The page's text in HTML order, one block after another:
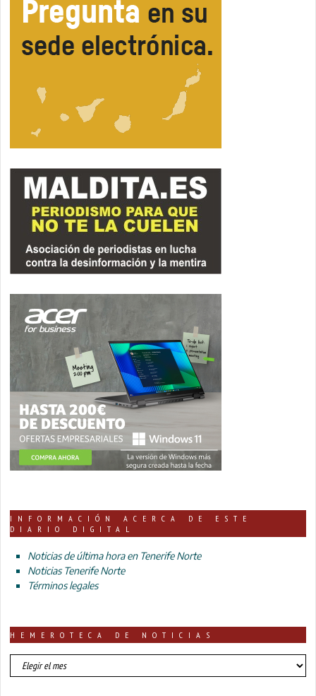
INFORMACIÓN ACERCA DE ESTE
DIARIO DIGITAL
Noticias de última hora en Tenerife Norte
Noticias Tenerife Norte
Términos legales
HEMEROTECA DE NOTICIAS
HEMEROTECA
DE